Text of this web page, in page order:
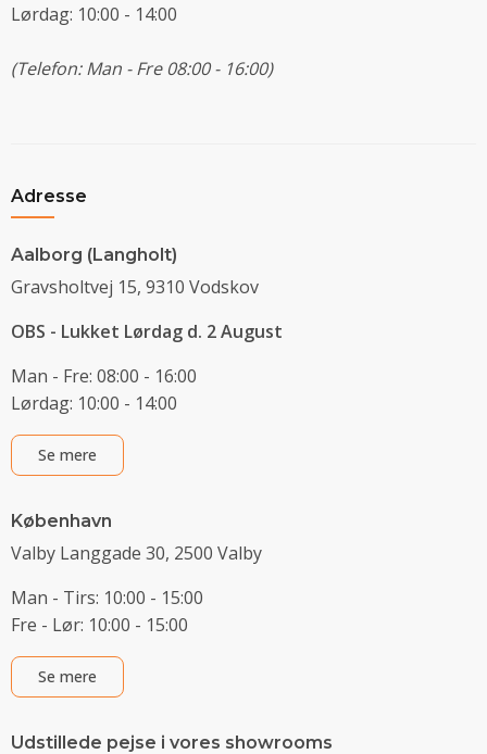
Lørdag: 10:00 - 14:00
(Telefon: Man - Fre 08:00 - 16:00)
Adresse
Aalborg (Langholt)
Gravsholtvej 15, 9310 Vodskov
OBS - Lukket Lørdag d. 2 August
Man - Fre: 08:00 - 16:00
Lørdag: 10:00 - 14:00
Se mere
København
Valby Langgade 30, 2500 Valby
Man - Tirs: 10:00 - 15:00
Fre - Lør: 10:00 - 15:00
Se mere
Udstillede pejse i vores showrooms